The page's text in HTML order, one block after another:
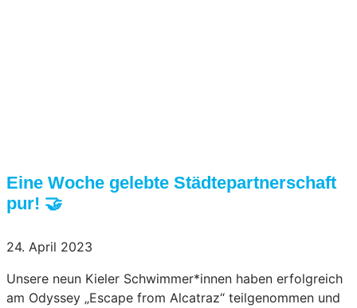
Eine Woche gelebte Städtepartnerschaft
pur! 🤝
24. April 2023
Unsere neun Kieler Schwimmer*innen haben erfolgreich
am Odyssey „Escape from Alcatraz“ teilgenommen und